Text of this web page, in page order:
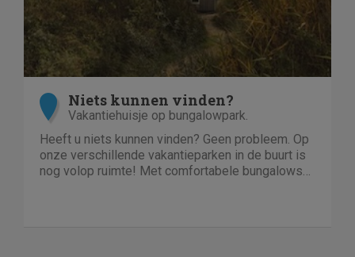
Niets kunnen vinden?
Vakantiehuisje op bungalowpark.
Heeft u niets kunnen vinden? Geen probleem. Op
onze verschillende vakantieparken in de buurt is
nog volop ruimte! Met comfortabele bungalows